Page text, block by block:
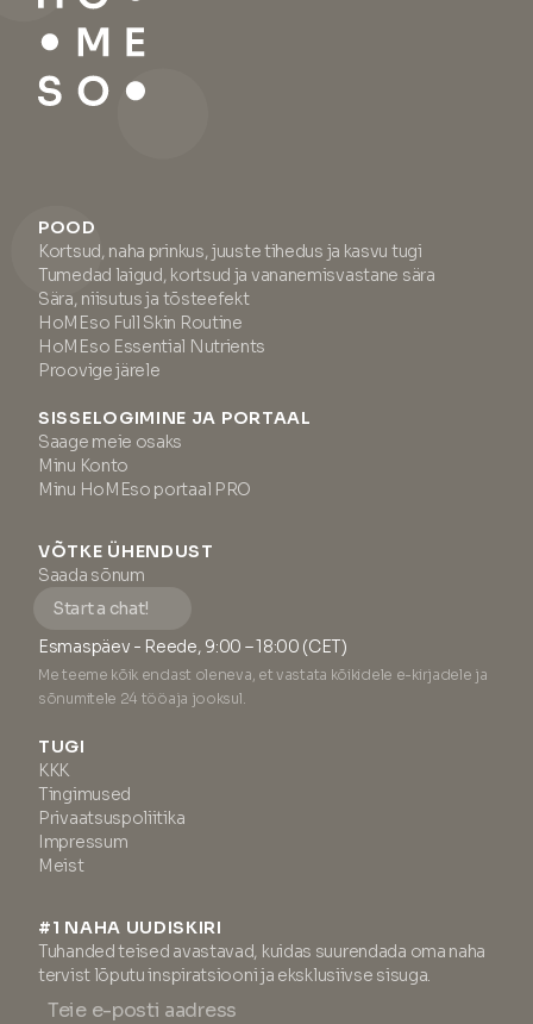
POOD
Kortsud, naha prinkus, juuste tihedus ja kasvu tugi
Tumedad laigud, kortsud ja vananemisvastane sära
Sära, niisutus ja tõsteefekt
HoMEso Full Skin Routine
HoMEso Essential Nutrients
Proovige järele
SISSELOGIMINE JA PORTAAL
Saage meie osaks
Minu Konto
Minu HoMEso portaal PRO
VÕTKE ÜHENDUST
Saada sõnum
Start a chat!
Esmaspäev - Reede, 9:00 – 18:00 (CET)
Me teeme kõik endast oleneva, et vastata kõikidele e-kirjadele ja
sõnumitele 24 tööaja jooksul.
TUGI
KKK
Tingimused
Privaatsuspoliitika
Impressum
Meist
#1 NAHA UUDISKIRI
Tuhanded teised avastavad, kuidas suurendada oma naha
tervist lõputu inspiratsiooni ja eksklusiivse sisuga.